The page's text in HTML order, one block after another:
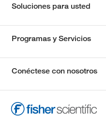
Soluciones para usted
Programas y Servicios
Conéctese con nosotros